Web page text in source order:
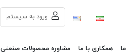
ورود به سیستم
همکاری با ما مشاوره محصولات صنعتی